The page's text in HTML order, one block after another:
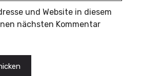
und Website in diesem
nächsten Kommentar